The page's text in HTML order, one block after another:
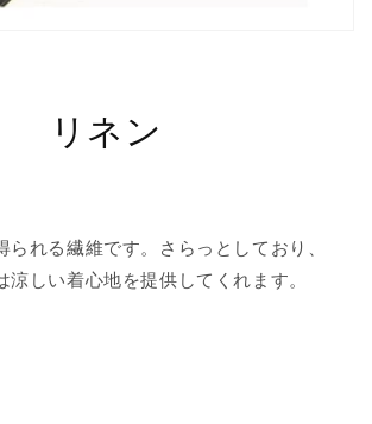
リネン
られる繊維です。さらっとしており、
涼しい着心地を提供してくれます。